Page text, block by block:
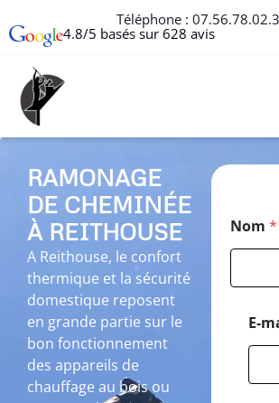
Téléphone :
4.8/5 basés sur 628 avis
RAMONAGE
DE CHEMINÉE
À REITHOUSE
A Reithouse, le confort
thermique et la sécurité
domestique reposent
en grande partie sur le
bon fonctionnement
des appareils de
chauffage au bois ou
Nom *
E-